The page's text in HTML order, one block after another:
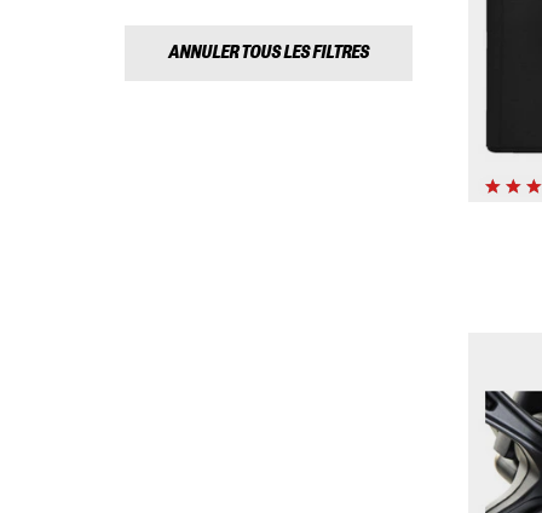
ANNULER TOUS LES FILTRES